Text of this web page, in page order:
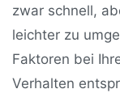
zwar schnell,
leichter zu
Faktoren bei
Verhalten